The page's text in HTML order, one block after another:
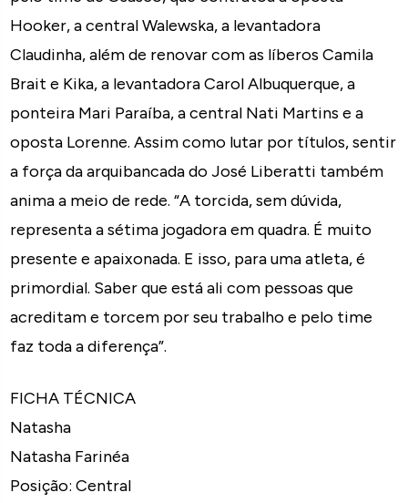
Hooker, a central Walewska, a levantadora
Claudinha, além de renovar com as líberos Camila
Brait e Kika, a levantadora Carol Albuquerque, a
ponteira Mari Paraíba, a central Nati Martins e a
oposta Lorenne. Assim como lutar por títulos, sentir
a força da arquibancada do José Liberatti também
anima a meio de rede. “A torcida, sem dúvida,
representa a sétima jogadora em quadra. É muito
presente e apaixonada. E isso, para uma atleta, é
primordial. Saber que está ali com pessoas que
acreditam e torcem por seu trabalho e pelo time
faz toda a diferença”.
FICHA TÉCNICA
Natasha
Natasha Farinéa
Posição: Central